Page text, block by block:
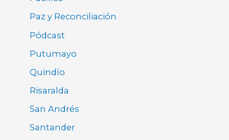
Paz y Reconciliación
Pódcast
Putumayo
Quindío
Risaralda
San Andrés
Santander